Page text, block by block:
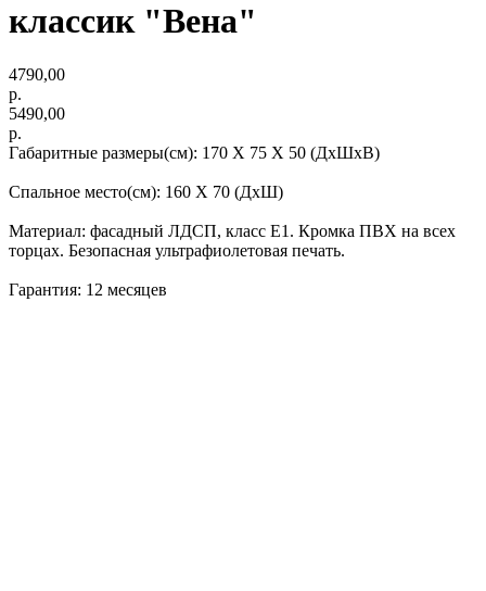
классик "Вена"
4790,00
р.
5490,00
р.
Габаритные размеры(см): 170 X 75 X 50 (ДхШхВ)
Спальное место(см): 160 X 70 (ДхШ)
Материал: фасадный ЛДСП, класс Е1. Кромка ПВХ на всех
торцах. Безопасная ультрафиолетовая печать.
Гарантия: 12 месяцев